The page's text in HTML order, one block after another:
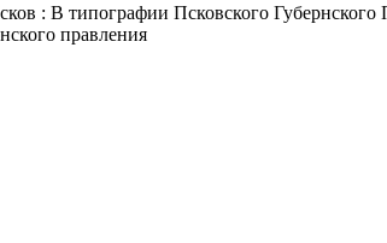
: В типографии Псковского
правления